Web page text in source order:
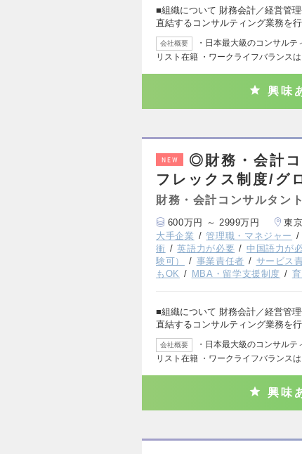
■組織について 財務会計／経営管
直結するコンサルティング業務を
会社概要
・日本最大級のコンサル
リスト在籍 ・ワークライフバランス
興味
NEW
◎財務・会計
フレックス制度/グ
財務・会計コンサルタント
600万円 ～ 2999万円 東
大手企業
管理職・マネジャー
衝
英語力が必要 中国語力が
験可）
事業責任者 サービス
もOK
MBA・留学支援制度
■組織について 財務会計／経営管
直結するコンサルティング業務を
会社概要
・日本最大級のコンサル
リスト在籍 ・ワークライフバランス
興味